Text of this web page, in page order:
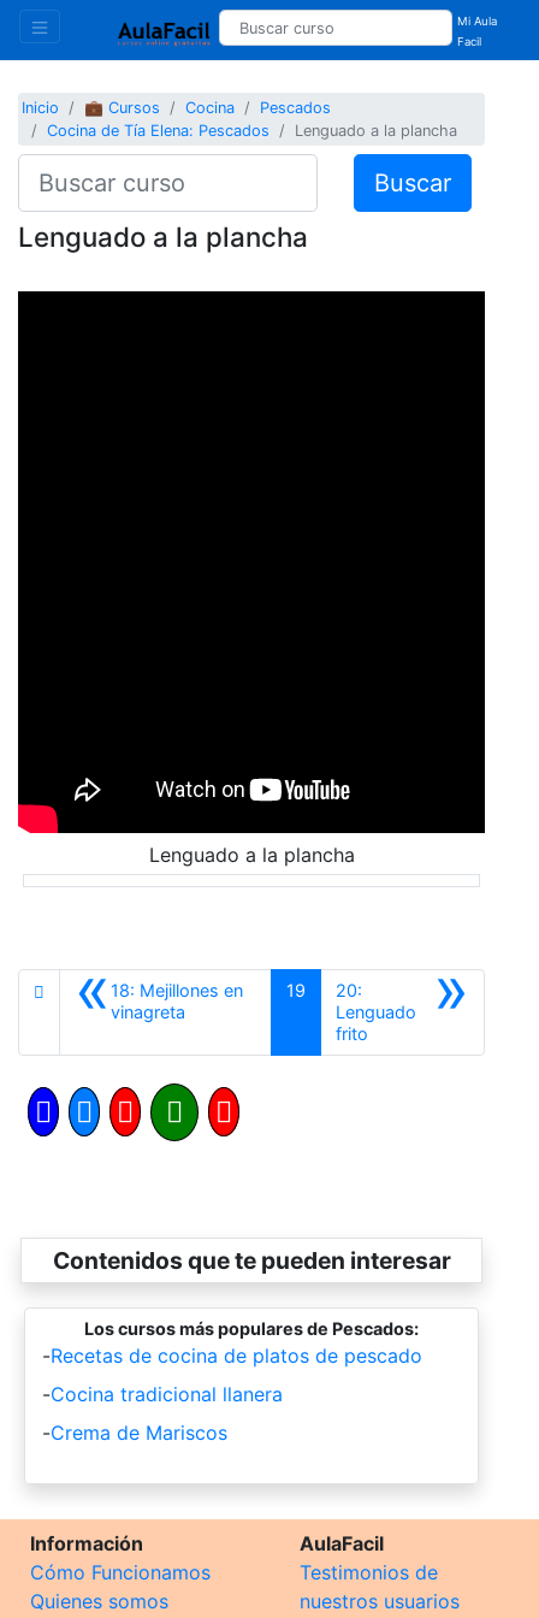
Mi Aula
Facil
Inicio 💼 Cursos Cocina
Pescados
Cocina de Tía Elena: Pescados
Lenguado a la plancha
Buscar
Lenguado a la plancha
Lenguado a la plancha
«18: Mejillones en
vinagreta
19 »
20:
Lenguado
fritoSiguiente
Contenidos que te pueden interesar
Los cursos más populares de Pescados:
-Recetas de cocina de platos de pescado
-Cocina tradicional llanera
-Crema de Mariscos
Información
Cómo Funcionamos
Quienes somos
AulaFacil
Testimonios de
nuestros usuarios